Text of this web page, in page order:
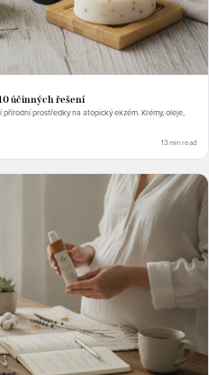
účinných řešení
prostředky na atopický ekzém. Krémy, oleje,
13 min read